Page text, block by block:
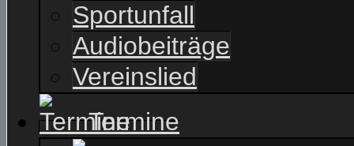
Sportunfall
Audiobeiträge
Vereinslied
Termine